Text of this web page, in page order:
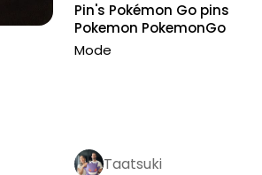
Pin's Pokémon Go pins
Pokemon PokemonGo
Mode
Taatsuki